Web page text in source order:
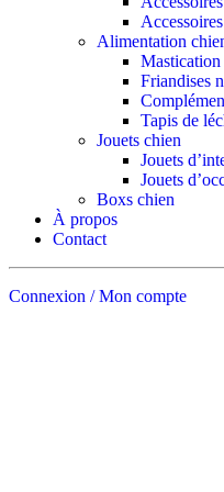
Alimentation
Friandises
Tapis de
Jouets chien
Jouets
Jouets
Boxs chien
À propos
Contact
Connexion / Mon compte